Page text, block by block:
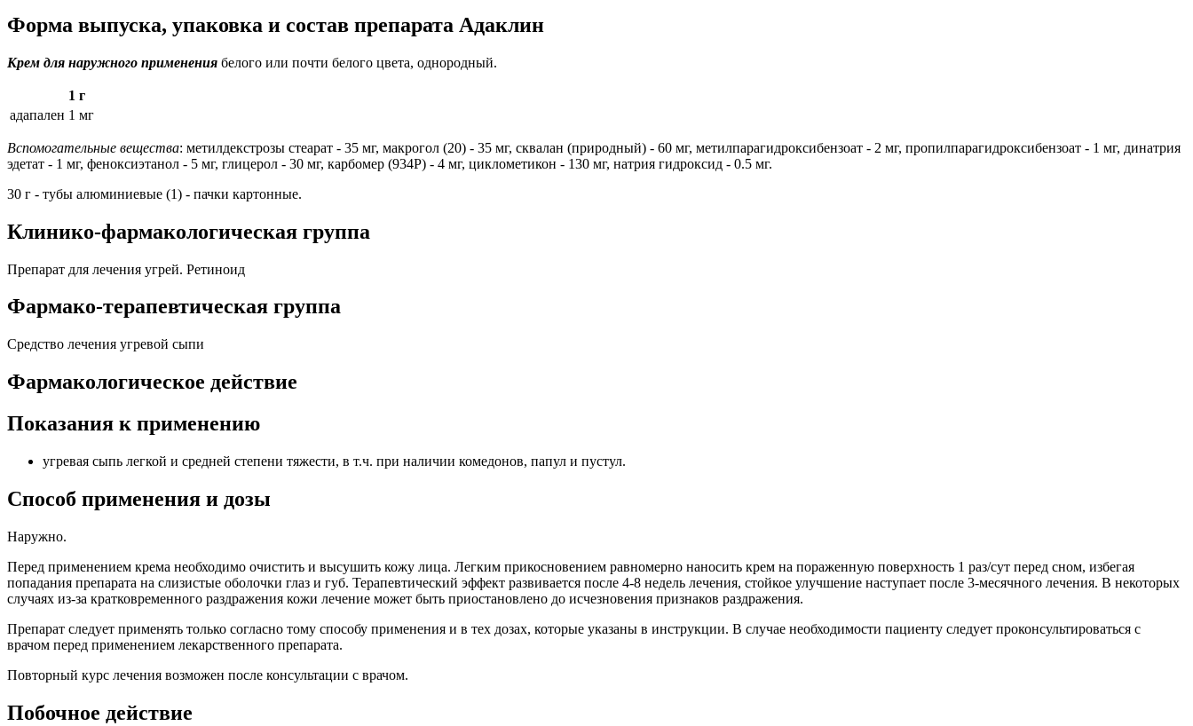
Форма выпуска, упаковка и состав препарата Адаклин
Крем для наружного применения белого или почти белого цвета, однородный.
1 г
адапален 1 мг
Вспомогательные вещества: метилдекстрозы стеарат - 35 мг, макрогол (20) - 35 мг, сквалан (природный) - 60 мг, метилпарагидроксибензоат - 2 мг, пропилпарагидроксибензоат - 1 мг, динатрия
эдетат - 1 мг, феноксиэтанол - 5 мг, глицерол - 30 мг, карбомер (934Р) - 4 мг, циклометикон - 130 мг, натрия гидроксид - 0.5 мг.
30 г - тубы алюминиевые (1) - пачки картонные.
Клинико-фармакологическая группа
Препарат для лечения угрей. Ретиноид
Фармако-терапевтическая группа
Средство лечения угревой сыпи
Фармакологическое действие
Показания к применению
угревая сыпь легкой и средней степени тяжести, в т.ч. при наличии комедонов, папул и пустул.
Способ применения и дозы
Наружно.
Перед применением крема необходимо очистить и высушить кожу лица. Легким прикосновением равномерно наносить крем на пораженную поверхность 1 раз/сут перед сном, избегая
попадания препарата на слизистые оболочки глаз и губ. Терапевтический эффект развивается после 4-8 недель лечения, стойкое улучшение наступает после 3-месячного лечения. В некоторых
случаях из-за кратковременного раздражения кожи лечение может быть приостановлено до исчезновения признаков раздражения.
Препарат следует применять только согласно тому способу применения и в тех дозах, которые указаны в инструкции. В случае необходимости пациенту следует проконсультироваться с
врачом перед применением лекарственного препарата.
Повторный курс лечения возможен после консультации с врачом.
Побочное действие